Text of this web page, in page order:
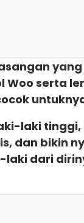
Woo serta
laki
dan bikin
laki dari